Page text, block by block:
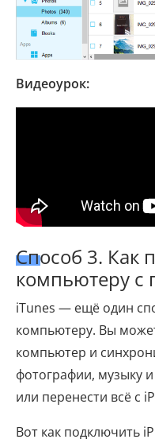
Видеоурок:
Способ 3. Как
компьютеру
iTunes — ещё один
компьютеру. Вы
компьютер и
фотографии, музыку
или перенести всё с
Вот как подключить